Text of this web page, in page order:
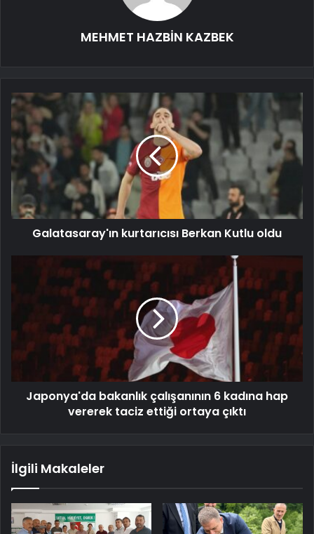
MEHMET HAZBİN KAZBEK
Galatasaray'ın kurtarıcısı Berkan Kutlu oldu
Japonya'da bakanlık çalışanının 6 kadına hap
vererek taciz ettiği ortaya çıktı
İlgili Makaleler